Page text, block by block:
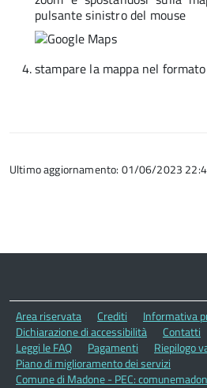
pulsante sinistro del mouse
stampare la mappa nel
Ultimo aggiornamento: 01/06/2023
Area riservata Crediti Informativa
Dichiarazione di accessibilità
Contatti
Leggi le FAQ
Pagamenti
Riepilogo
Piano di miglioramento dei servizi
Comune di Madone - PEC: